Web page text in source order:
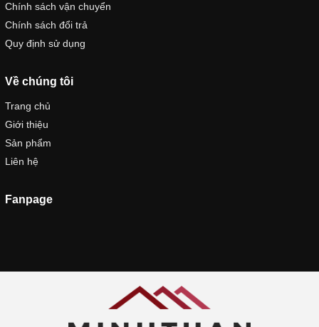
Chính sách vận chuyển
Chính sách đổi trả
Quy định sử dụng
Về chúng tôi
Trang chủ
Giới thiệu
Sản phẩm
Liên hệ
Fanpage